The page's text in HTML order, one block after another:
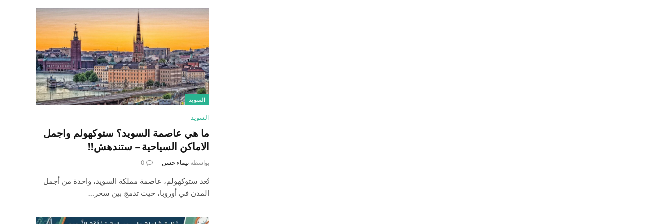
السويد
السويد
ما هي عاصمة السويد؟ ستوكهولم واجمل
الاماكن السياحية – ستندهش!!
بواسطة تيماء حسن 0
تُعد ستوكهولم، عاصمة مملكة السويد، واحدة من أجمل
المدن في أوروبا، حيث تدمج بين سحر…